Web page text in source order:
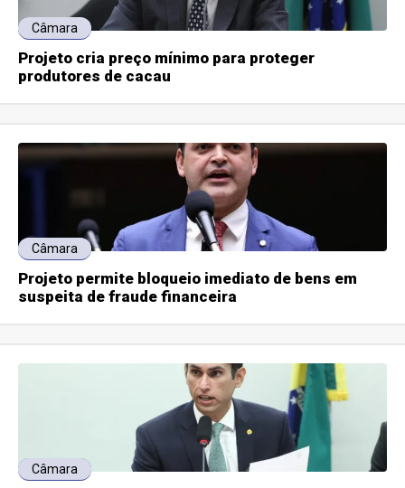
Câmara
Projeto cria preço mínimo para proteger
produtores de cacau
Câmara
Projeto permite bloqueio imediato de bens em
suspeita de fraude financeira
Câmara